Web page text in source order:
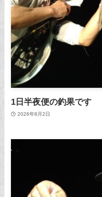
1日半夜便の釣果です
2026年8月2日